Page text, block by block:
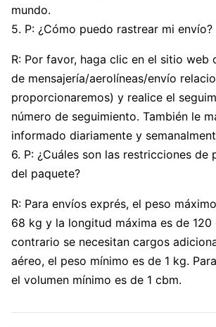
mundo.
5. P: ¿Cómo puedo rastrear mi envío?
R: Por favor, haga clic en el sitio web
de mensajería/aerolíneas/envío
proporcionaremos) y realice el
número de seguimiento. También le
informado diariamente y
6. P: ¿Cuáles son las restricciones de
del paquete?
R: Para envíos exprés, el peso
68 kg y la longitud máxima es de 120
contrario se necesitan cargos
aéreo, el peso mínimo es de 1 kg.
el volumen mínimo es de 1 cbm.